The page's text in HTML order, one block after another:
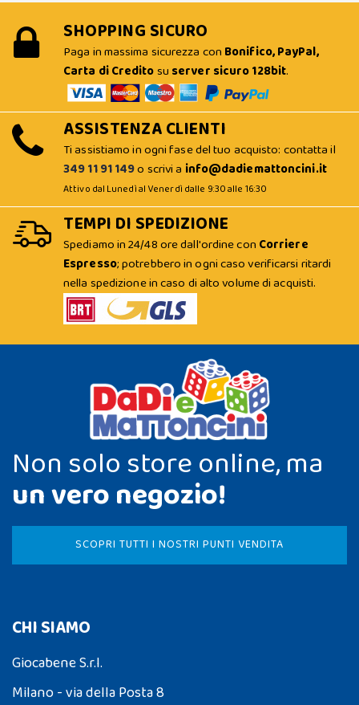
SHOPPING SICURO
Paga in massima sicurezza con Bonifico, PayPal,
Carta di Creditosu server sicuro 128bit.
ASSISTENZA CLIENTI
Ti assistiamo in ogni fase del tuo acquisto: contatta il
349 11 91 149o scrivi a info@dadiemattoncini.it
Attivo dal Lunedì al Venerdì dalle 9:30 alle 16:30
TEMPI DI SPEDIZIONE
Spediamo in 24/48 ore dall'ordine con Corriere
Espresso; potrebbero in ogni caso verificarsi ritardi
nella spedizione in caso di alto volume di acquisti.
Non solo store online, ma
un vero negozio!
SCOPRI TUTTI I NOSTRI PUNTI VENDITA
CHI SIAMO
Giocabene S.r.l.
Milano - via della Posta 8